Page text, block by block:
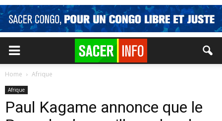
Home Afrique
Afrique
Paul Kagame annonce que le